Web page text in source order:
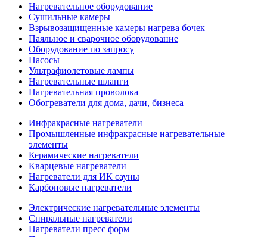
Нагревательное оборудование
Сушильные камеры
Взрывозащищенные камеры нагрева бочек
Паяльное и сварочное оборудование
Оборудование по запросу
Насосы
Ультрафиолетовые лампы
Нагревательные шланги
Нагревательная проволока
Обогреватели для дома, дачи, бизнеса
Инфракрасные нагреватели
Промышленные инфракрасные нагревательные
элементы
Керамические нагреватели
Кварцевые нагреватели
Нагреватели для ИК сауны
Карбоновые нагреватели
Электрические нагревательные элементы
Спиральные нагреватели
Нагреватели пресс форм